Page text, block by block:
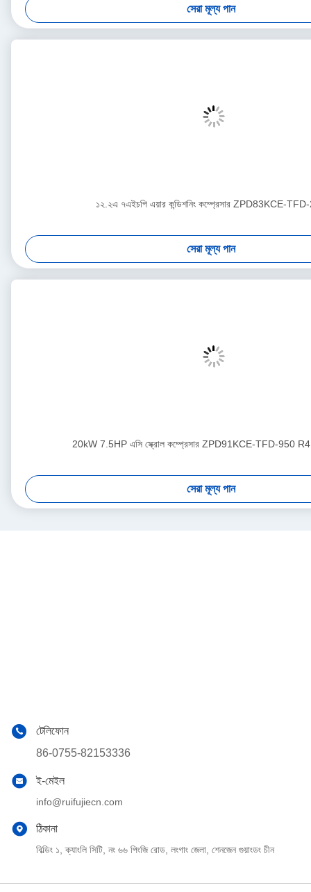
সেরা মূল্য পান
১২.২এ ৭এইচপি এয়ার কন্ডিশনিং কম্প্রেসার ZPD83KCE-
সেরা মূল্য পান
20kW 7.5HP এসি স্ক্রোল কম্প্রেসার ZPD91KCE-TFD-950
সেরা মূল্য পান
টেলিফোন
86-0755-82153336
ই-মেইল
info@ruifujiecn.com
ঠিকানা
বিল্ডিং ১, ক্যাংলি সিটি, নং ৬৬ পিংজি রোড, লংগাং জেলা, শেনজেন গুয়াংডং চীন